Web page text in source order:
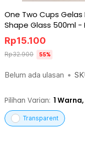
One Two Cups
Shape Glass 500ml -
Belum ada ulasan •
Rp15.100
Rp32.900 55%
Pilihan Varian: 1 Warna,
Transparent